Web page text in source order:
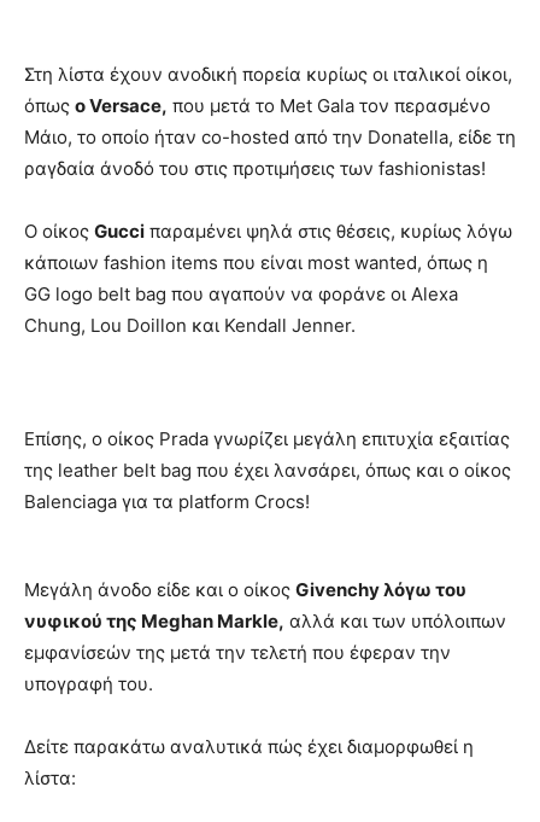
Στη λίστα έχουν ανοδική πορεία κυρίως οι ιταλικοί οίκοι,
όπως ο Versace, που μετά το Met Gala τον περασμένο
Μάιο, το οποίο ήταν co-hosted από την Donatella, είδε τη
ραγδαία άνοδό του στις προτιμήσεις των fashionistas!
O οίκος Gucci παραμένει ψηλά στις θέσεις, κυρίως λόγω
κάποιων fashion items που είναι most wanted, όπως η
GG logo belt bag που αγαπούν να φοράνε οι Alexa
Chung, Lou Doillon και Kendall Jenner.
Επίσης, ο οίκος Prada γνωρίζει μεγάλη επιτυχία εξαιτίας
της leather belt bag που έχει λανσάρει, όπως και ο οίκος
Balenciaga για τα platform Crocs!
Μεγάλη άνοδο είδε και ο οίκος Givenchy λόγω του
νυφικού της Meghan Markle, αλλά και των υπόλοιπων
εμφανίσεών της μετά την τελετή που έφεραν την
υπογραφή του.
Δείτε παρακάτω αναλυτικά πώς έχει διαμορφωθεί η
λίστα: